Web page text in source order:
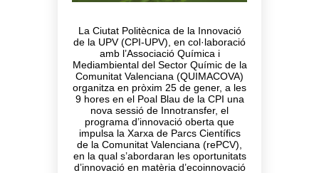
La Ciutat Politècnica de la Innovació
de la UPV (CPI-UPV), en col·laboració
amb l’Associació Química i
Mediambiental del Sector Químic de la
Comunitat Valenciana (QUIMACOVA)
organitza en pròxim 25 de gener, a les
9 hores en el Poal Blau de la CPI una
nova sessió de Innotransfer, el
programa d’innovació oberta que
impulsa la Xarxa de Parcs Científics
de la Comunitat Valenciana (rePCV),
en la qual s’abordaran les oportunitats
d’innovació en matèria d’ecoinnovació